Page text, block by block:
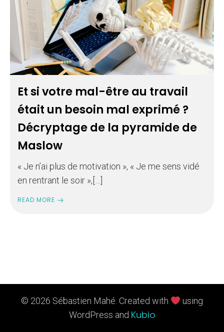
Et si votre mal-être au travail
était un besoin mal exprimé ?
Décryptage de la pyramide de
Maslow
« Je n’ai plus de motivation », « Je me sens vidé
en rentrant le soir »,[…]
READ MORE
© 2026 Sébastien Mahé. Created with
using
WordPress and Kubio